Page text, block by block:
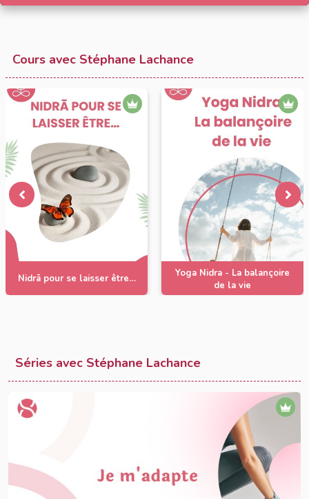
Cours avec Stéphane Lachance
Nidrā pour se laisser être…
Yoga Nidra - La balançoire
de la vie
Séries avec Stéphane Lachance